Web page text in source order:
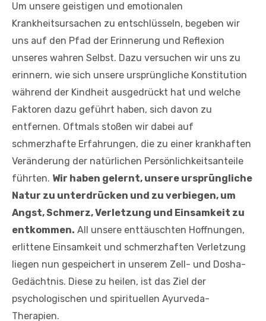
Um unsere geistigen und emotionalen
Krankheitsursachen zu entschlüsseln, begeben wir
uns auf den Pfad der Erinnerung und Reflexion
unseres wahren Selbst. Dazu versuchen wir uns zu
erinnern, wie sich unsere ursprüngliche Konstitution
während der Kindheit ausgedrückt hat und welche
Faktoren dazu geführt haben, sich davon zu
entfernen. Oftmals stoßen wir dabei auf
schmerzhafte Erfahrungen, die zu einer krankhaften
Veränderung der natürlichen Persönlichkeitsanteile
führten. Wir haben gelernt, unsere ursprüngliche
Natur zu unterdrücken und zu verbiegen, um
Angst, Schmerz, Verletzung und Einsamkeit zu
entkommen. All unsere enttäuschten Hoffnungen,
erlittene Einsamkeit und schmerzhaften Verletzung
liegen nun gespeichert in unserem Zell- und Dosha-
Gedächtnis. Diese zu heilen, ist das Ziel der
psychologischen und spirituellen Ayurveda-
Therapien.